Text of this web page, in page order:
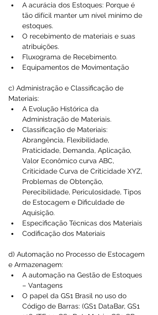
A acurácia dos Estoques: Porque é
tão difícil manter um nível mínimo de
estoques.
O recebimento de materiais e suas
atribuições.
Fluxograma de Recebimento.
Equipamentos de Movimentação
c) Administração e Classificação de
Materiais:
A Evolução Histórica da
Administração de Materiais.
Classificação de Materiais:
Abrangência, Flexibilidade,
Praticidade, Demanda, Aplicação,
Valor Econômico curva ABC,
Criticidade Curva de Criticidade XYZ,
Problemas de Obtenção,
Perecibilidade, Periculosidade, Tipos
de Estocagem e Dificuldade de
Aquisição.
Especificação Técnicas dos Materiais
Codificação dos Materiais
d) Automação no Processo de Estocagem
e Armazenagem:
A automação na Gestão de Estoques
– Vantagens
O papel da GS1 Brasil no uso do
Código de Barras: (GS1 DataBar, GS1